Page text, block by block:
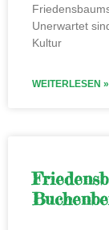
Unerwartet
Kultur
WEITERLESEN »